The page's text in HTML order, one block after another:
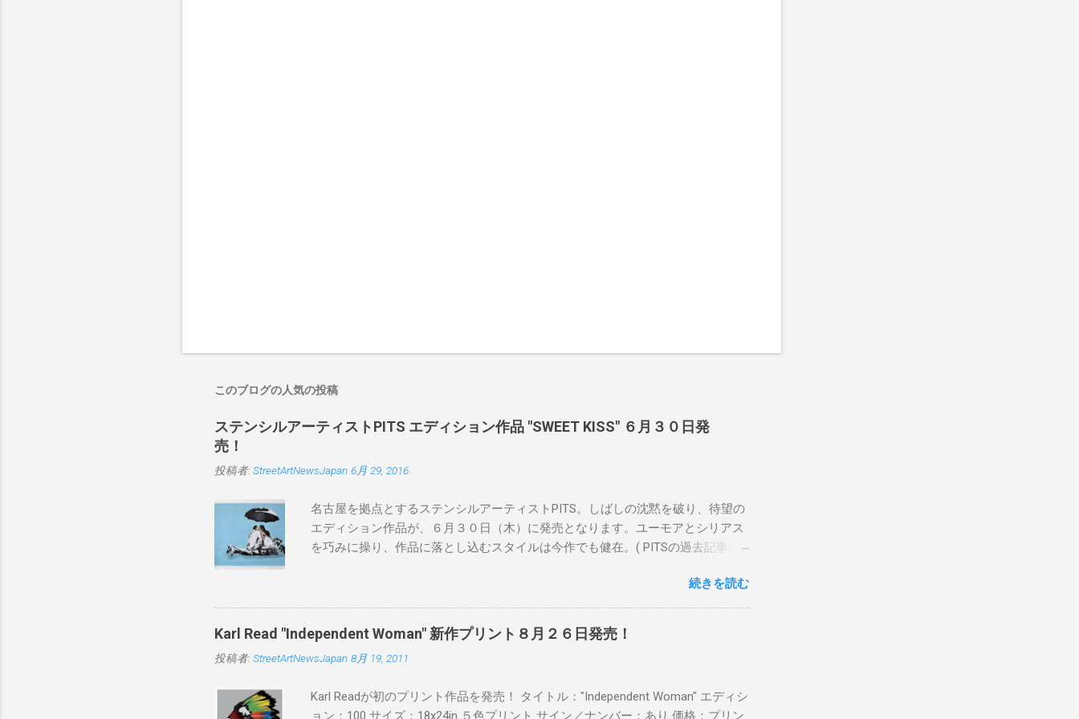
このブログの人気の投稿
ステンシルアーティストPITS エディション作品 "SWEET KISS" ６月３０日発
売！
投稿者: StreetArtNewsJapan 6月 29, 2016
名古屋を拠点とするステンシルアーティストPITS。しばしの沈黙を破り、待望の
エディション作品が、６月３０日（木）に発売となります。ユーモアとシリアス
を巧みに操り、作品に落とし込むスタイルは今作でも健在。( PITSの過去記事は
BLUE/MINT GREEN/PINK/YELLOW エディション：各色５ サイズ：800mm ×
550mm 価格：¥16,000(¥17,280) 購入は、 こちら から
続きを読む
Karl Read "Independent Woman" 新作プリント８月２６日発売！
投稿者: StreetArtNewsJapan 8月 19, 2011
Karl Readが初のプリント作品を発売！ タイトル："Independent Woman" エディシ
ョン：100 サイズ：18x24in ５色プリント サイン／ナンバー：あり 価格：プリン